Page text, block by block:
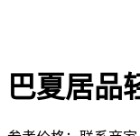
巴夏居品